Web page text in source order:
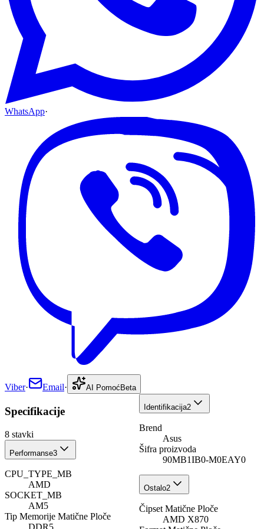
WhatsApp·
Viber· Email· AI Pomoć Beta
Specifikacije
8 stavki
Performanse3
CPU_TYPE_MB
AMD
SOCKET_MB
AM5
Tip Memorije Matične Ploče
DDR5
Identifikacija2
Brend
Asus
Šifra proizvoda
90MB1IB0-M0EAY0
Ostalo2
Čipset Matične Ploče
AMD X870